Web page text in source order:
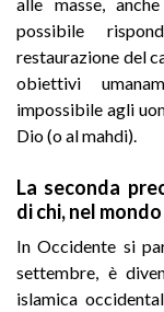
possibile
restaurazione del
obiettivi
impossibile agli
Dio (o al mahdi).
La seconda
di chi, nel
In Occidente si
settembre, è
islamica